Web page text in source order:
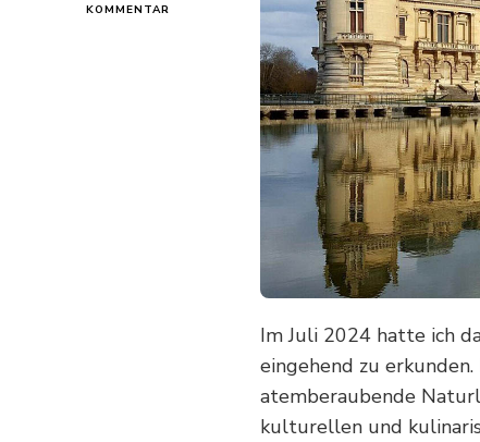
KOMMENTAR
Im Juli 2024 hatte ich
eingehend zu
atemberaubende
kulturellen und